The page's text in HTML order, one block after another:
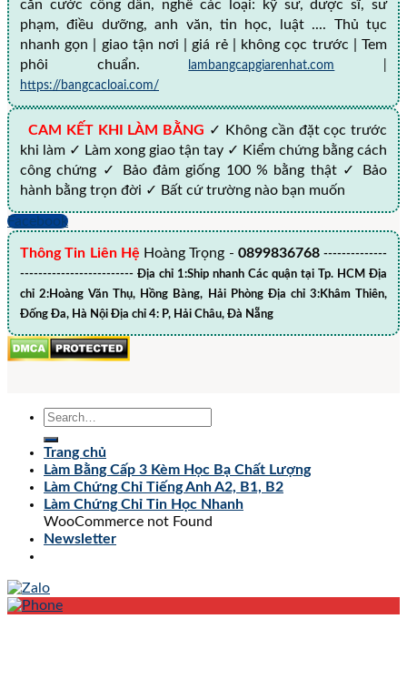
căn cước công dân, nghề các loại: kỹ sư, dược sĩ, sư
phạm, điều dưỡng, anh văn, tin học, luật .... Thủ tục
nhanh gọn | giao tận nơi | giá rẻ | không cọc trước | Tem
phôi chuẩn.
lambangcapgiarenhat.com
https://bangcacloai.com/
CAM KẾT KHI LÀM BẰNG ✓ Không cần đặt cọc trước
khi làm ✓ Làm xong giao tận tay ✓ Kiểm chứng bằng cách
công chứng ✓ Bảo đảm giống 100 % bằng thật ✓ Bảo
hành bằng trọn đời ✓ Bất cứ trường nào bạn muốn
Facebook
Thông Tin Liên Hệ Hoàng Trọng - 0899836768 --------------
------------------------- Địa chỉ 1:Ship nhanh Các quận tại Tp. HCM Địa
chỉ 2:Hoàng Văn Thụ, Hồng Bàng, Hải Phòng Địa chỉ 3:Khâm Thiên,
Đống Đa, Hà Nội Địa chỉ 4: P, Hải Châu, Đà Nẵng
Trang chủ
Làm Bằng Cấp 3 Kèm Học Bạ Chất Lượng
Làm Chứng Chỉ Tiếng Anh A2, B1, B2
Làm Chứng Chỉ Tin Học Nhanh
WooCommerce not Found
Newsletter